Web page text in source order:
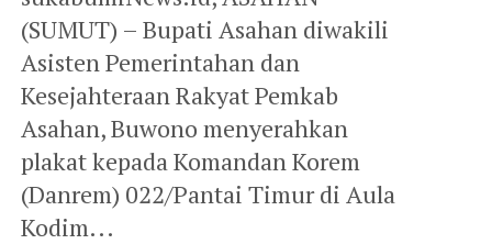
(SUMUT) – Bupati Asahan diwakili
Asisten Pemerintahan dan
Kesejahteraan Rakyat Pemkab
Asahan, Buwono menyerahkan
plakat kepada Komandan Korem
(Danrem) 022/Pantai Timur di Aula
Kodim...